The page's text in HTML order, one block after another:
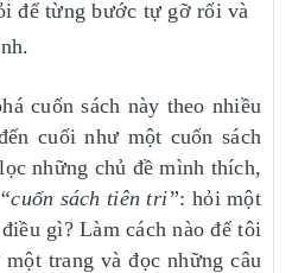
để từng bước tự gỡ rối và
cuốn sách này theo nhiều
cuối như một cuốn sách
những chủ đề mình thích,
“cuốn sách tiên tri”: hỏi một
gì? Làm cách nào để tôi
trang và đọc những câu